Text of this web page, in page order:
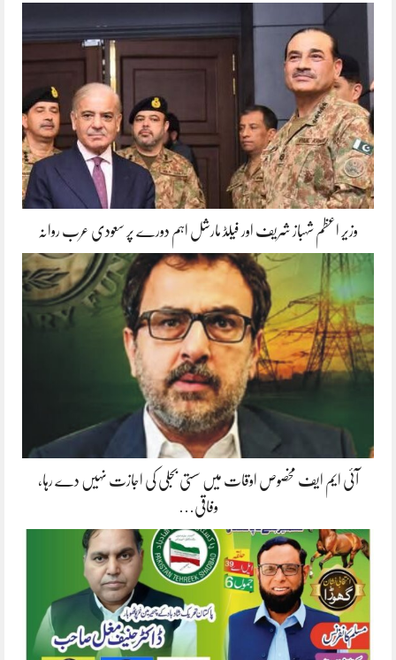
وزیر اعظم شہباز شریف اور فیلڈ مارشل اہم دورے پر سعودی عرب روانہ
آئی ایم ایف مخصوص اوقات میں سستی بجلی کی اجازت نہیں دے رہا،
وفاقی…